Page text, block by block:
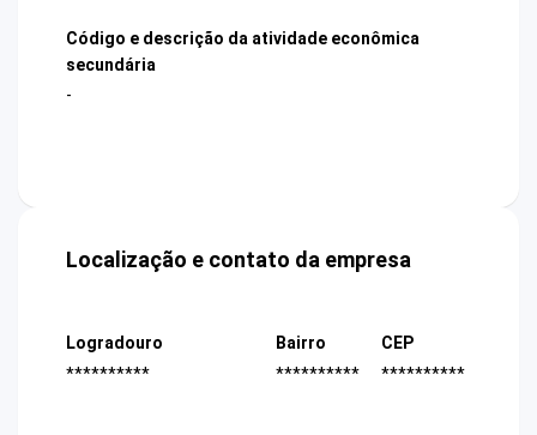
Código e descrição da atividade econômica
secundária
-
Localização e contato da empresa
Logradouro
**********
Bairro
**********
CEP
**********